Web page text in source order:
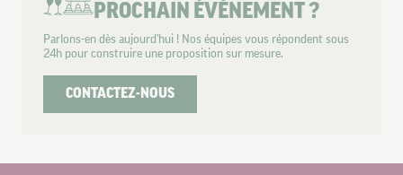
PROCHAIN ÉVÉNEMENT ?
Parlons-en dès aujourd'hui ! Nos équipes vous répondent sous
24h pour construire une proposition sur mesure.
CONTACTEZ-NOUS